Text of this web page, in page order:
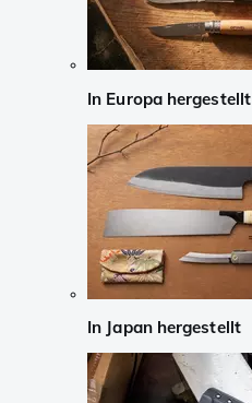
In Europa hergestellt
In Japan hergestellt